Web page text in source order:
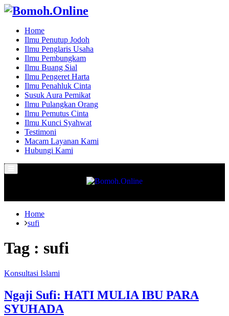
Home
Ilmu Penutup Jodoh
Ilmu Penglaris Usaha
Ilmu Pembungkam
Ilmu Buang Sial
Ilmu Pengeret Harta
Ilmu Penahluk Cinta
Susuk Aura Pemikat
Ilmu Pulangkan Orang
Ilmu Pemutus Cinta
Ilmu Kunci Syahwat
Testimoni
Macam Layanan Kami
Hubungi Kami
Menu
Home
sufi
Tag : sufi
Konsultasi Islami
Ngaji Sufi: HATI MULIA IBU PARA
SYUHADA